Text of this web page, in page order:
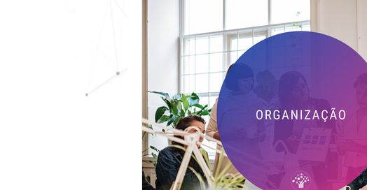
Mapa Mental